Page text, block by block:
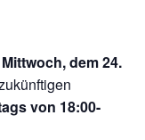
Mittwoch, dem 24.
von 18:00-